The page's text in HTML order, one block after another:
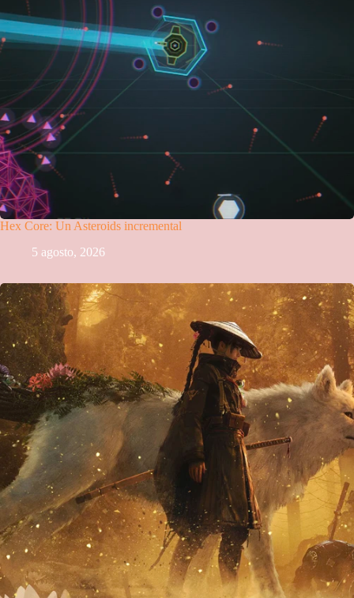
Hex Core: Un Asteroids incremental
5 agosto, 2026